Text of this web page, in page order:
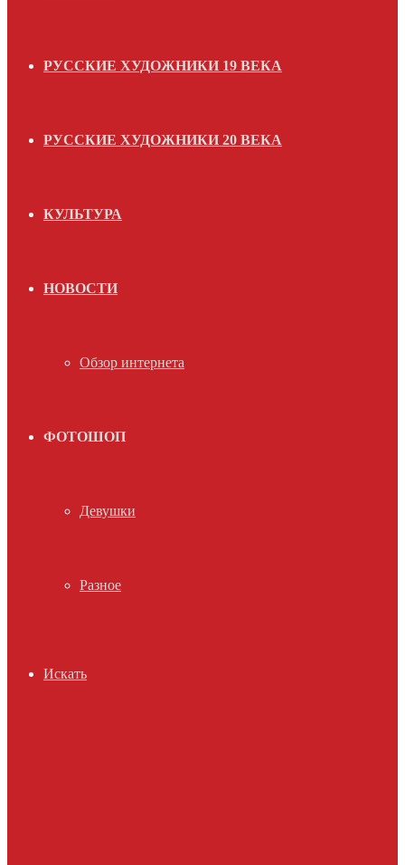
РУССКИЕ ХУДОЖНИКИ 19 ВЕКА
РУССКИЕ ХУДОЖНИКИ 20 ВЕКА
КУЛЬТУРА
НОВОСТИ
Обзор интернета
ФОТОШОП
Девушки
Разное
Искать